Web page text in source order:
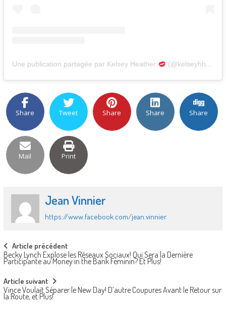
Une publication partagée par Kelsey Heather (@kelseyhheather)
Share Tweet Share Share Share
Mail Print
Jean Vinnier
https://www.facebook.com/jean.vinnier
Post
navigation
Article précédent
Becky Lynch Explose les Réseaux Sociaux! Qui Sera la Dernière
Participante au Money in the Bank Féminin? Et Plus!
Article suivant
Vince Voulait Séparer le New Day! D’autre Coupures Avant le Retour sur
la Route, et Plus!